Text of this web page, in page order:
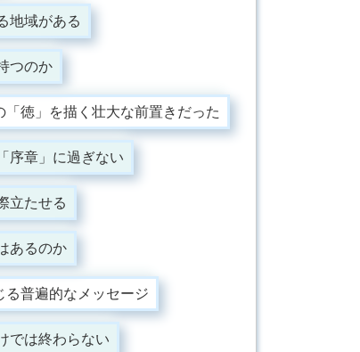
地域がある
つのか
徳」を描く壮大な前置きだった
序章」に過ぎない
立たせる
あるのか
る普遍的なメッセージ
では終わらない